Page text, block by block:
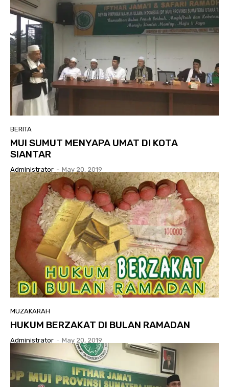
BERITA
MUI SUMUT MENYAPA UMAT DI KOTA
SIANTAR
Administrator - May 20, 2019
MUZAKARAH
HUKUM BERZAKAT DI BULAN RAMADAN
Administrator - May 20, 2019